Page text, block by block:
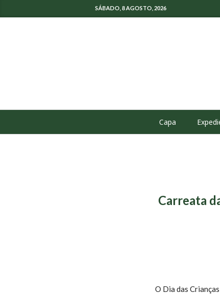
SÁBADO, 8 AGOSTO, 2026
Capa
Carreata
O Dia das